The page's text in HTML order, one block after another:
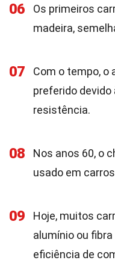
06
Os primeiros
madeira,
07
Com o tempo, o
preferido devido
resistência.
08
Nos anos 60, o
usado em
09
Hoje, muitos
alumínio ou
eficiência de